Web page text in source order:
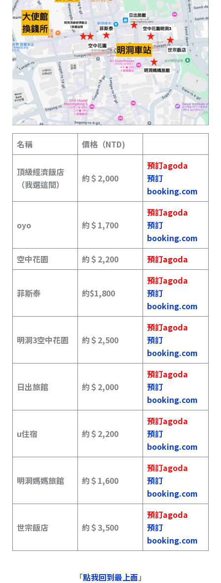
名稱 價格（NTD)
頂級經濟飯店
（我選這間）
約＄2,000
預訂agoda
預訂
booking.com
oyo 約＄1,700
預訂agoda
預訂
booking.com
空中花園
約＄2,200 預訂agoda
菲斯泰 約$1,800
預訂agoda
預訂
booking.com
明洞3空中花園 約＄2,500
預訂agoda
預訂
booking.com
日出旅館 約＄2,000
預訂agoda
預訂
booking.com
u住宿 約＄2,200
預訂agoda
預訂
booking.com
明洞媽媽旅館 約＄1,600
預訂agoda
預訂
booking.com
世宗飯店 約＄3,500
預訂agoda
預訂
booking.com
「點我回到最上面」